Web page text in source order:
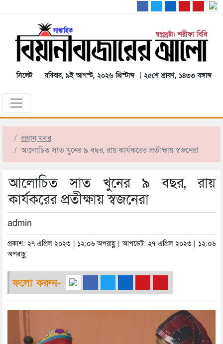
সিলেট রবিবার, ৯ই আগস্ট, ২০২৬ খ্রিস্টাব্দ | ২৫শে শ্রাবণ, ১৪৩৩ বঙ্গাব্দ
প্রধান খবর
আলোচিত সাত খুনের ৯ বছর, রায় কার্যকরের প্রতীক্ষায় স্বজনেরা
আলোচিত সাত খুনের ৯ বছর, রায়
কার্যকরের প্রতীক্ষায় স্বজনেরা
admin
প্রকাশ: ২৭ এপ্রিল ২০২৩ | ১২:০৬ অপরাহ্ণ | আপডেট: ২৭ এপ্রিল ২০২৩ | ১২:০৬
অপরাহ্ণ
ফলো করুন-